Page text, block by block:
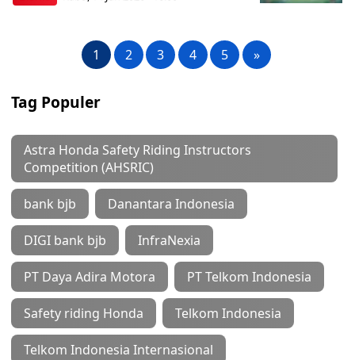
1 2 3 4 5 »
Tag Populer
Astra Honda Safety Riding Instructors
Competition (AHSRIC)
bank bjb Danantara Indonesia
DIGI bank bjb InfraNexia
PT Daya Adira Motora PT Telkom Indonesia
Safety riding Honda Telkom Indonesia
Telkom Indonesia Internasional